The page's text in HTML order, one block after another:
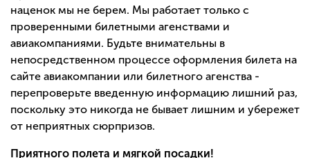
наценок мы не берем. Мы работает только с
проверенными билетными агенствами и
авиакомпаниями. Будьте внимательны в
непосредственном процессе оформления билета на
сайте авиакомпании или билетного агенства -
перепроверьте введенную информацию лишний раз,
поскольку это никогда не бывает лишним и убережет
от неприятных сюрпризов.
Приятного полета и мягкой посадки!